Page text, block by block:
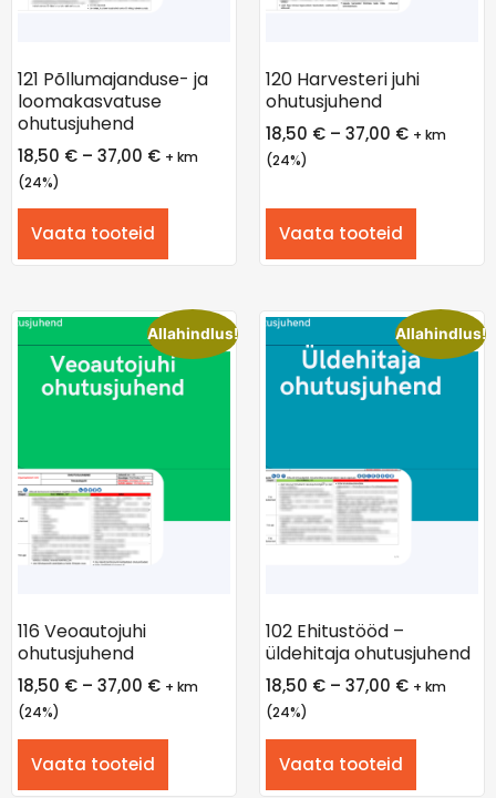
121 Põllumajanduse- ja
loomakasvatuse
ohutusjuhend
18,50 € – 37,00 € + km
(24%)
Vaata tooteid
120 Harvesteri juhi
ohutusjuhend
18,50 € – 37,00 € + km
(24%)
Vaata tooteid
Allahindlus!
116 Veoautojuhi
ohutusjuhend
18,50 € – 37,00 € + km
(24%)
Vaata tooteid
Allahindlus!
102 Ehitustööd –
üldehitaja ohutusjuhend
18,50 € – 37,00 € + km
(24%)
Vaata tooteid